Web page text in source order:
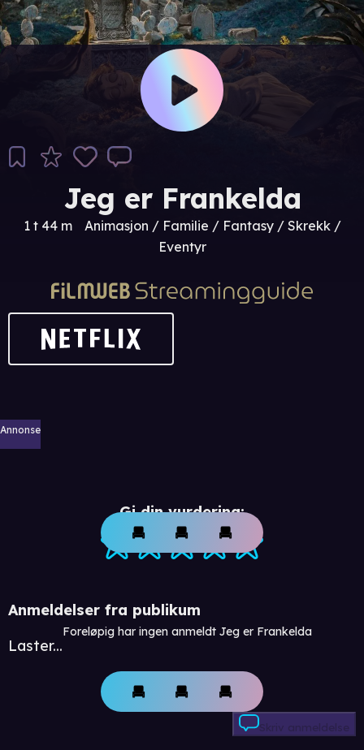
Jeg er Frankelda
1 t 44 m
Animasjon / Familie / Fantasy / Skrekk /
Eventyr
Annonse
Gi din vurdering:
Anmeldelser fra publikum
Laster...
Foreløpig har ingen anmeldt Jeg er Frankelda
Skriv anmeldelse